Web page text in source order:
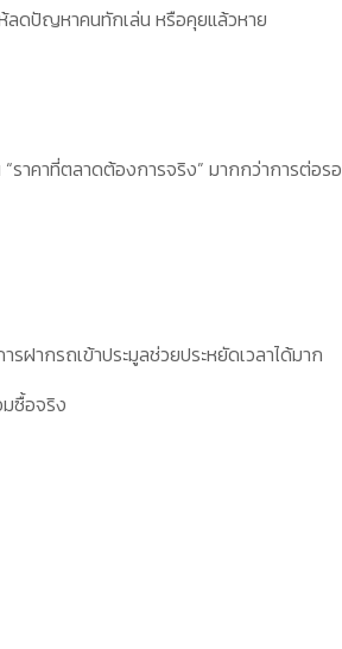
ลดปัญหาคนทักเล่น หรือคุยแล้วหาย
ราคาที่ตลาดต้องการจริง” มากกว่าการต่อร
ฝากรถเข้าประมูลช่วยประหยัดเวลาได้มาก
ซื้อจริง